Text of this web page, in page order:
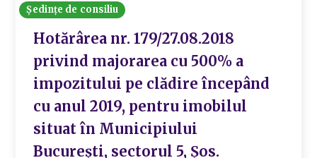
Ședințe de consiliu
Hotărârea nr. 179/27.08.2018
privind majorarea cu 500% a
impozitului pe clădire începând
cu anul 2019, pentru imobilul
situat în Municipiului
București, sectorul 5, Șos.